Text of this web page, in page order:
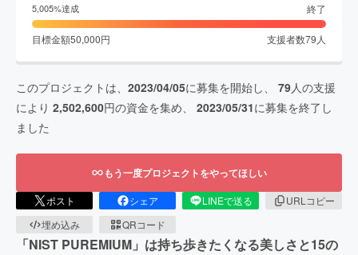
5,005%達成 終了
目標金額50,000円 支援者数79 人
このプロジェクトは、 2023/04/05に募集を開始し、 79人の支援
により 2,502,600円の資金を集め、 2023/05/31に募集を終了し
ました
もう一度プロジェクトをやってほしい
ポスト シェア LINEで送る
URLコピー
埋め込み
QRコード
「NIST PUREMIUM」は持ち歩きたくなる美しさと15の